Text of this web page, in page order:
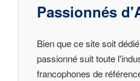
Passionnés
Bien que ce site soit
passionné suit toute
francophones de